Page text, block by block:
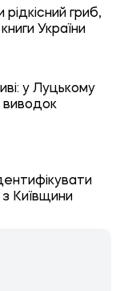
гриб,
України
у Луцькому
виводок
з Київщини